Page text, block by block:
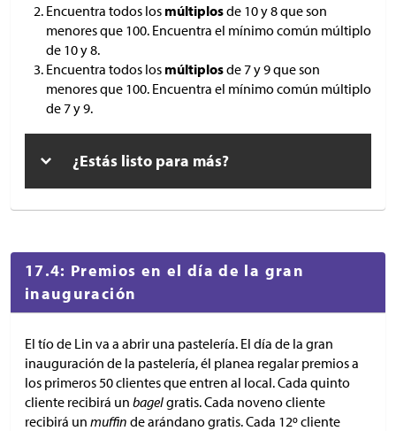
Encuentra todos los múltiplosde 10 y 8 que son
menores que 100. Encuentra el mínimo común múltiplo
de 10 y 8.
Encuentra todos los múltiplosde 7 y 9 que son
menores que 100. Encuentra el mínimo común múltiplo
de 7 y 9.
¿Estás listo para más?
17.4: Premios en el día de la gran
inauguración
El tío de Lin va a abrir una pastelería. El día de la gran
inauguración de la pastelería, él planea regalar premios a
los primeros 50 clientes que entren al local. Cada quinto
cliente recibirá un bagelgratis. Cada noveno cliente
recibirá un muffin de arándano gratis. Cada 12º cliente